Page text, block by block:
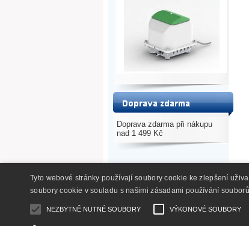
Doprava zdarma při nákupu
nad 1 499 Kč
Tyto webové stránky používají soubory cookie ke zlepšení
soubory cookie v souladu s našimi zásadami používání
NEZBYTNĚ NUTNÉ SOUBORY VÝKONOVÉ SOUBORY